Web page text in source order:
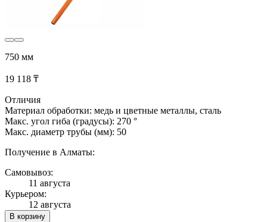
750 мм
19 118 ₸
Отличия
Материал обработки: медь и цветные металлы, сталь
Макс. угол гиба (градусы): 270 °
Макс. диаметр трубы (мм): 50
Получение в Алматы:
Самовывоз:
11 августа
Курьером:
12 августа
В корзину